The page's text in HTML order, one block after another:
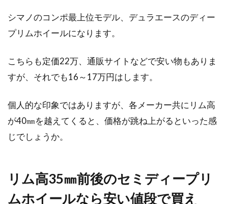
シマノのコンポ最上位モデル、デュラエースのディー
プリムホイールになります。
こちらも定価22万、通販サイトなどで安い物もありま
すが、それでも16～17万円はします。
個人的な印象ではありますが、各メーカー共にリム高
が40㎜を越えてくると、価格が跳ね上がるといった感
じでしょうか。
リム高35㎜前後のセミディープリ
ムホイールなら安い値段で買え